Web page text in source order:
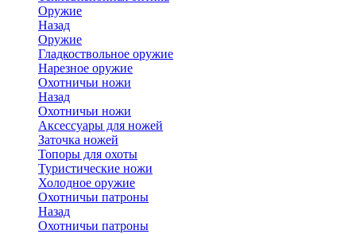
Оружие
Назад
Оружие
Гладкоствольное оружие
Нарезное оружие
Охотничьи ножи
Назад
Охотничьи ножи
Аксессуары для ножей
Заточка ножей
Топоры для охоты
Туристические ножи
Холодное оружие
Охотничьи патроны
Назад
Охотничьи патроны